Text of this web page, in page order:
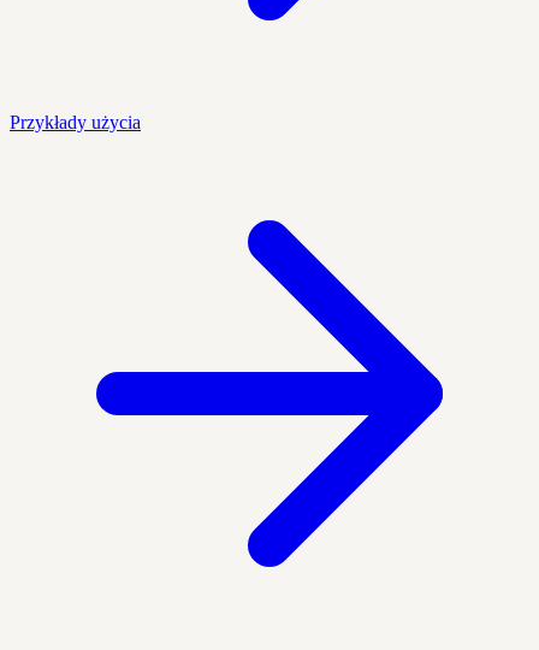
Przykłady użycia